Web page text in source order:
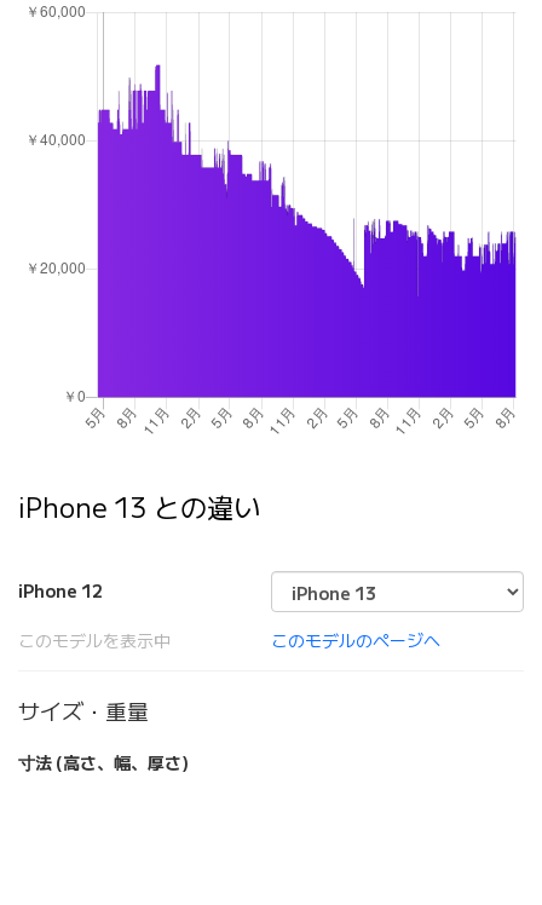
iPhone 13 との違い
iPhone 12
このモデルを表示中 このモデルのページへ
サイズ・重量
寸法 (高さ、幅、厚さ)